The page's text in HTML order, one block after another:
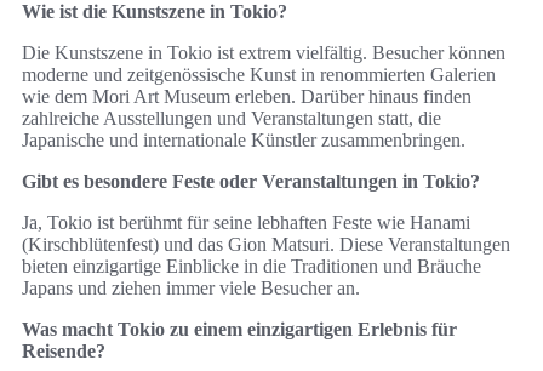
Wie ist die Kunstszene in Tokio?
Die Kunstszene in Tokio ist extrem vielfältig. Besucher können
moderne und zeitgenössische Kunst in renommierten Galerien
wie dem Mori Art Museum erleben. Darüber hinaus finden
zahlreiche Ausstellungen und Veranstaltungen statt, die
Japanische und internationale Künstler zusammenbringen.
Gibt es besondere Feste oder Veranstaltungen in Tokio?
Ja, Tokio ist berühmt für seine lebhaften Feste wie Hanami
(Kirschblütenfest) und das Gion Matsuri. Diese Veranstaltungen
bieten einzigartige Einblicke in die Traditionen und Bräuche
Japans und ziehen immer viele Besucher an.
Was macht Tokio zu einem einzigartigen Erlebnis für
Reisende?